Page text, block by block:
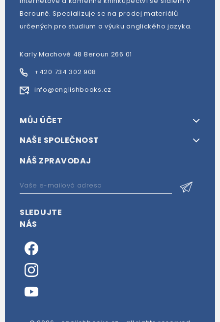
Berouně. Specializuje se na prodej materiálů
určených pro studium a výuku anglického jazyka.
Karly Machové 48 Beroun 266 01
+420 734 302 908
info@englishbooks.cz
MŮJ ÚČET
NAŠE SPOLEČNOST
NÁŠ ZPRAVODAJ
SLEDUJTE
NÁS